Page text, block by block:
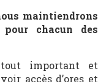
maintiendrons
chacun des
important et
accès d’ores et